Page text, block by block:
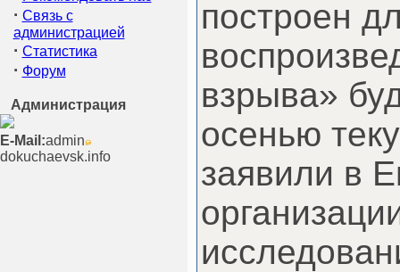
· Связь с
администрацией
· Статистика
· Форум
Администрация
E-Mail:admin
dokuchaevsk.info
построен
взрыва»
осенью
заявили в